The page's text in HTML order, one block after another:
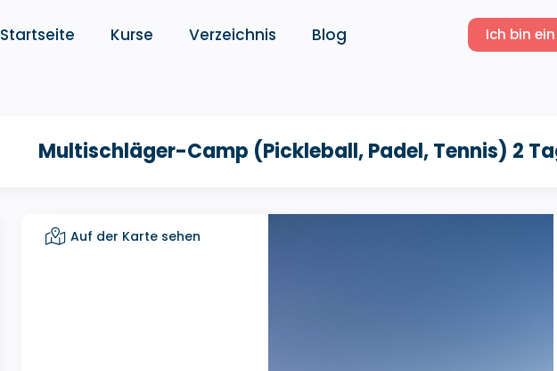
Startseite Kurse Verzeichnis Blog Ich bin
Multischläger-Camp (Pickleball, Padel, Tennis) 2
Auf der Karte sehen